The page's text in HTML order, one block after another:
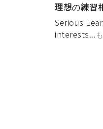
理想の練習
Serious
interests...